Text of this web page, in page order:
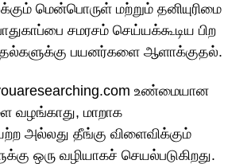
மென்பொருள் மற்றும் தனியுரிமை
சமரசம் செய்யக்கூடிய பிற
பயனர்களை ஆளாக்குதல்.
உண்மையான
வழங்காது, மாறாக
அல்லது தீங்கு விளைவிக்கும்
ஒரு வழியாகச் செயல்படுகிறது.